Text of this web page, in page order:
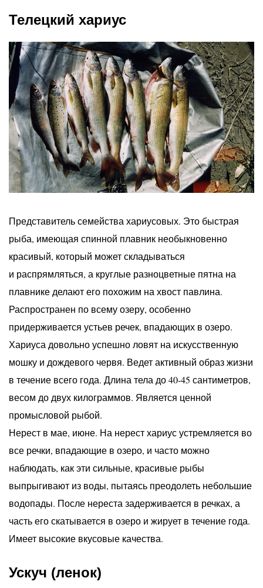
Телецкий хариус
Представитель семейства хариусовых. Это быстрая
рыба, имеющая спинной плавник необыкновенно
красивый, который может складываться
и распрямляться, а круглые разноцветные пятна на
плавнике делают его похожим на хвост павлина.
Распространен по всему озеру, особенно
придерживается устьев речек, впадающих в озеро.
Хариуса довольно успешно ловят на искусственную
мошку и дождевого червя. Ведет активный образ жизни
в течение всего года. Длина тела до 40-45 сантиметров,
весом до двух килограммов. Является ценной
промысловой рыбой.
Нерест в мае, июне. На нерест хариус устремляется во
все речки, впадающие в озеро, и часто можно
наблюдать, как эти сильные, красивые рыбы
выпрыгивают из воды, пытаясь преодолеть небольшие
водопады. После нереста задерживается в речках, а
часть его скатывается в озеро и жирует в течение года.
Имеет высокие вкусовые качества.
Ускуч (ленок)